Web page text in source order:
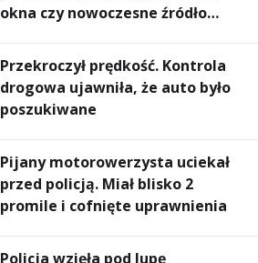
okna czy nowoczesne źródło
rachunki za energię, lepszy
komfort życia i... czystsze
powietrze
Przekroczył prędkość. Kontrola
drogowa ujawniła, że auto było
poszukiwane
Pijany motorowerzysta uciekał
przed policją. Miał blisko 2
promile i cofnięte uprawnienia
Policja wzięła pod lupę